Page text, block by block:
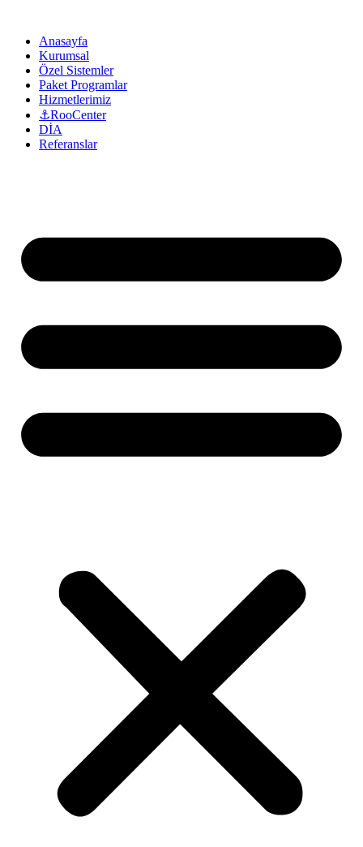
Anasayfa
Kurumsal
Özel Sistemler
Paket Programlar
Hizmetlerimiz
⚓RooCenter
DİA
Referanslar